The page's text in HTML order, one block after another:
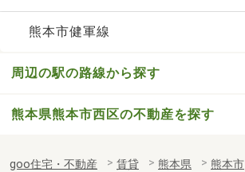
熊本市健軍線
周辺の駅の路線から探す
熊本県熊本市西区の不動産を探す
goo住宅・不動産 賃貸 熊本県 熊本市